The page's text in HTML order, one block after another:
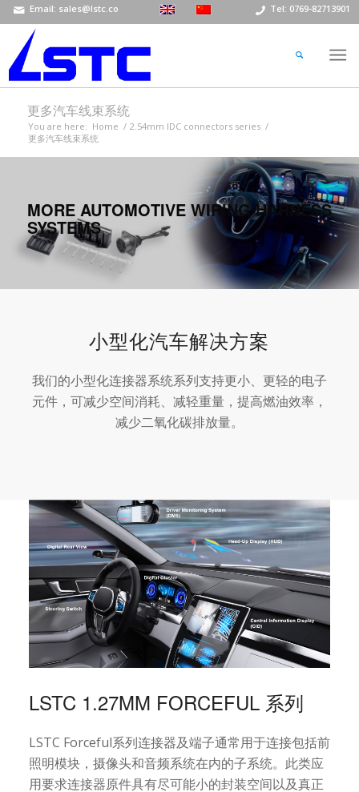
Email: sales@lstc.co Tel: 0769-82713901
更多汽车线束系统
You are here: Home / 2.54mm IDC connectors series /
更多汽车线束系统
MORE AUTOMOTIVE WIRING HARNESS
SYSTEMS
小型化汽车解决方案
我们的小型化连接器系统系列支持更小、更轻的电子
元件，可减少空间消耗、减轻重量，提高燃油效率，
减少二氧化碳排放量。
LSTC 1.27MM FORCEFUL 系列
LSTC Forceful系列连接器及端子通常用于连接包括前
照明模块，摄像头和音频系统在内的子系统。此类应
用要求连接器原件具有尽可能小的封装空间以及真正